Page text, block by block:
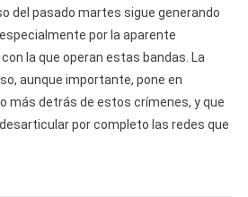
del pasado martes sigue generando
por la aparente
la que operan estas bandas. La
aunque importante, pone en
más detrás de estos crímenes, y que
por completo las redes que